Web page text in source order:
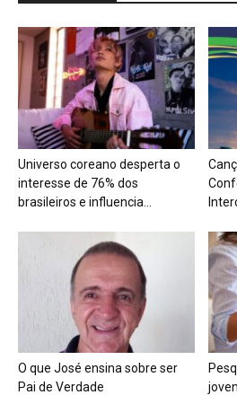
Universo coreano desperta o
interesse de 76% dos
brasileiros e influencia...
O que José ensina sobre ser
Pai de Verdade